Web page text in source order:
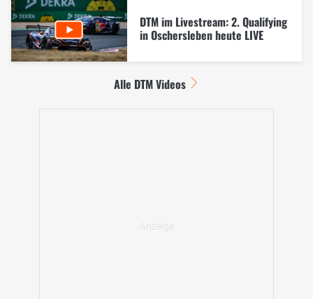
DTM im Livestream: 2. Qualifying
in Oschersleben heute LIVE
Alle DTM Videos